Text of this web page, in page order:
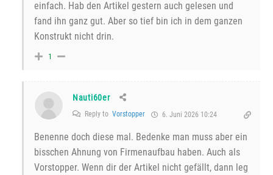
einfach. Hab den Artikel gestern auch gelesen und
fand ihn ganz gut. Aber so tief bin ich in dem ganzen
Konstrukt nicht drin.
1
Nauti60er
Reply to Vorstopper 6. Juni 2026 10:24
Benenne doch diese mal. Bedenke man muss aber ein
bisschen Ahnung von Firmenaufbau haben. Auch als
Vorstopper. Wenn dir der Artikel nicht gefällt, dann leg